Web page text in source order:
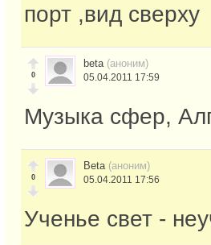
порт ,вид сверху
0
beta (аноним)
05.04.2011 17:59
Музыка сфер,
0
Beta (аноним)
05.04.2011 17:56
Ученье свет -